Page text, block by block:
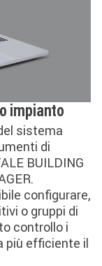
impianto
sistema
di
BUILDING
configurare,
o gruppi di
controllo i
più efficiente il